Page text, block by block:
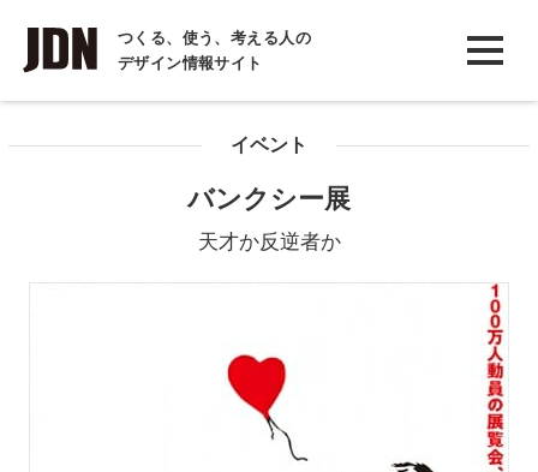
つくる、使う、考える人の
デザイン情報サイト
INTERVIEW
インタビュー
イベント
バンクシー展
天才か反逆者か